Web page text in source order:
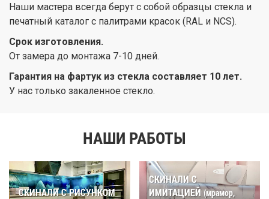
Наши мастера всегда берут с собой образцы стекла и
печатный каталог с палитрами красок (RAL и NCS).
Срок изготовления.
От замера до монтажа 7-10 дней.
Гарантия на фартук из стекла составляет 10 лет.
У нас только закаленное стекло.
НАШИ РАБОТЫ
СКИНАЛИ С РИСУНКОМ
СКИНАЛИ С
ИМИТАЦИЕЙ(мрамор,